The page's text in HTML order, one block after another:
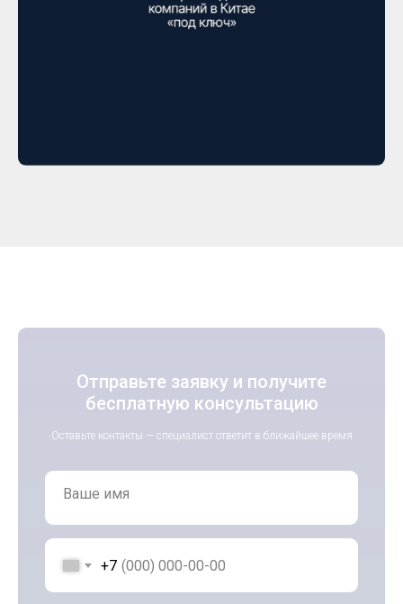
Отправьте заявку и получите
бесплатную консультацию
Оставьте контакты — специалист ответит в ближайшее время
Ваше имя
+7